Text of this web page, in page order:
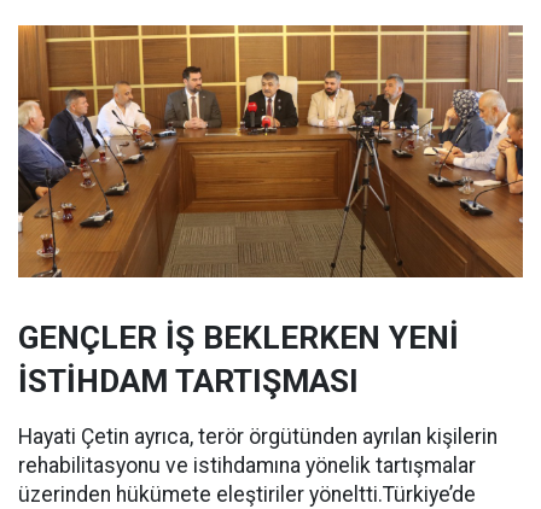
GENÇLER İŞ BEKLERKEN YENİ
İSTİHDAM TARTIŞMASI
Hayati Çetin ayrıca, terör örgütünden ayrılan kişilerin
rehabilitasyonu ve istihdamına yönelik tartışmalar
üzerinden hükümete eleştiriler yöneltti.Türkiye’de